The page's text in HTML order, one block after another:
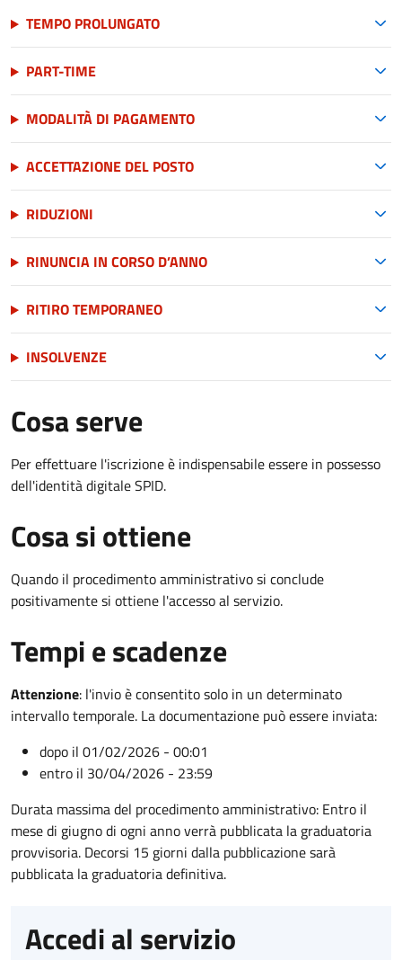
TEMPO PROLUNGATO
PART-TIME
MODALITÀ DI PAGAMENTO
ACCETTAZIONE DEL POSTO
RIDUZIONI
RINUNCIA IN CORSO D’ANNO
RITIRO TEMPORANEO
INSOLVENZE
Cosa serve
Per effettuare l'iscrizione è indispensabile essere in possesso
dell'identità digitale SPID.
Cosa si ottiene
Quando il procedimento amministrativo si conclude
positivamente si ottiene l'accesso al servizio.
Tempi e scadenze
Attenzione: l'invio è consentito solo in un determinato
intervallo temporale. La documentazione può essere inviata:
dopo il 01/02/2026 - 00:01
entro il 30/04/2026 - 23:59
Durata massima del procedimento amministrativo: Entro il
mese di giugno di ogni anno verrà pubblicata la graduatoria
provvisoria. Decorsi 15 giorni dalla pubblicazione sarà
pubblicata la graduatoria definitiva.
Accedi al servizio